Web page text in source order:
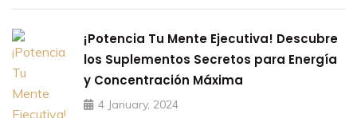
¡Potencia Tu Mente Ejecutiva! Descubre
los Suplementos Secretos para Energía
y Concentración Máxima
4 January, 2024